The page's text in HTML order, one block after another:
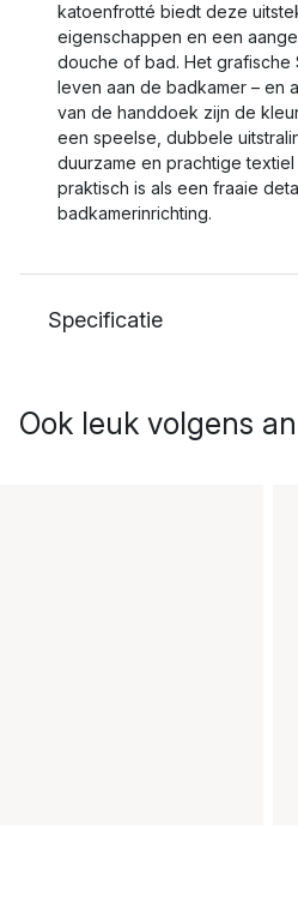
katoenfrotté biedt deze
eigenschappen en een
douche of bad. Het
leven aan de badkamer – en
van de handdoek zijn de
een speelse, dubbele
duurzame en prachtige
praktisch is als een fraaie
badkamerinrichting.
Specificatie
Ook leuk volgens